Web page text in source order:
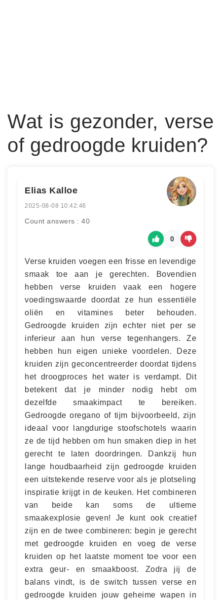
Wat is gezonder, verse
of gedroogde kruiden?
Elias Kalloe
2025-08-08 10:42:46
Count answers : 40
0
Verse kruiden voegen een frisse en levendige
smaak toe aan je gerechten. Bovendien
hebben verse kruiden vaak een hogere
voedingswaarde doordat ze hun essentiële
oliën en vitamines beter behouden.
Gedroogde kruiden zijn echter niet per se
inferieur aan hun verse tegenhangers. Ze
hebben hun eigen unieke voordelen. Deze
kruiden zijn geconcentreerder doordat tijdens
het droogproces het water is verdampt. Dit
betekent dat je minder nodig hebt om
dezelfde smaakimpact te bereiken.
Gedroogde oregano of tijm bijvoorbeeld, zijn
ideaal voor langdurige stoofschotels waarin
ze de tijd hebben om hun smaken diep in het
gerecht te laten doordringen. Dankzij hun
lange houdbaarheid zijn gedroogde kruiden
een uitstekende reserve voor als je plotseling
inspiratie krijgt in de keuken. Het combineren
van beide kan soms de ultieme
smaakexplosie geven! Je kunt ook creatief
zijn en de twee combineren: begin je gerecht
met gedroogde kruiden en voeg de verse
kruiden op het laatste moment toe voor een
extra geur- en smaakboost. Zodra jij de
balans vindt, is de switch tussen verse en
gedroogde kruiden jouw geheime wapen in